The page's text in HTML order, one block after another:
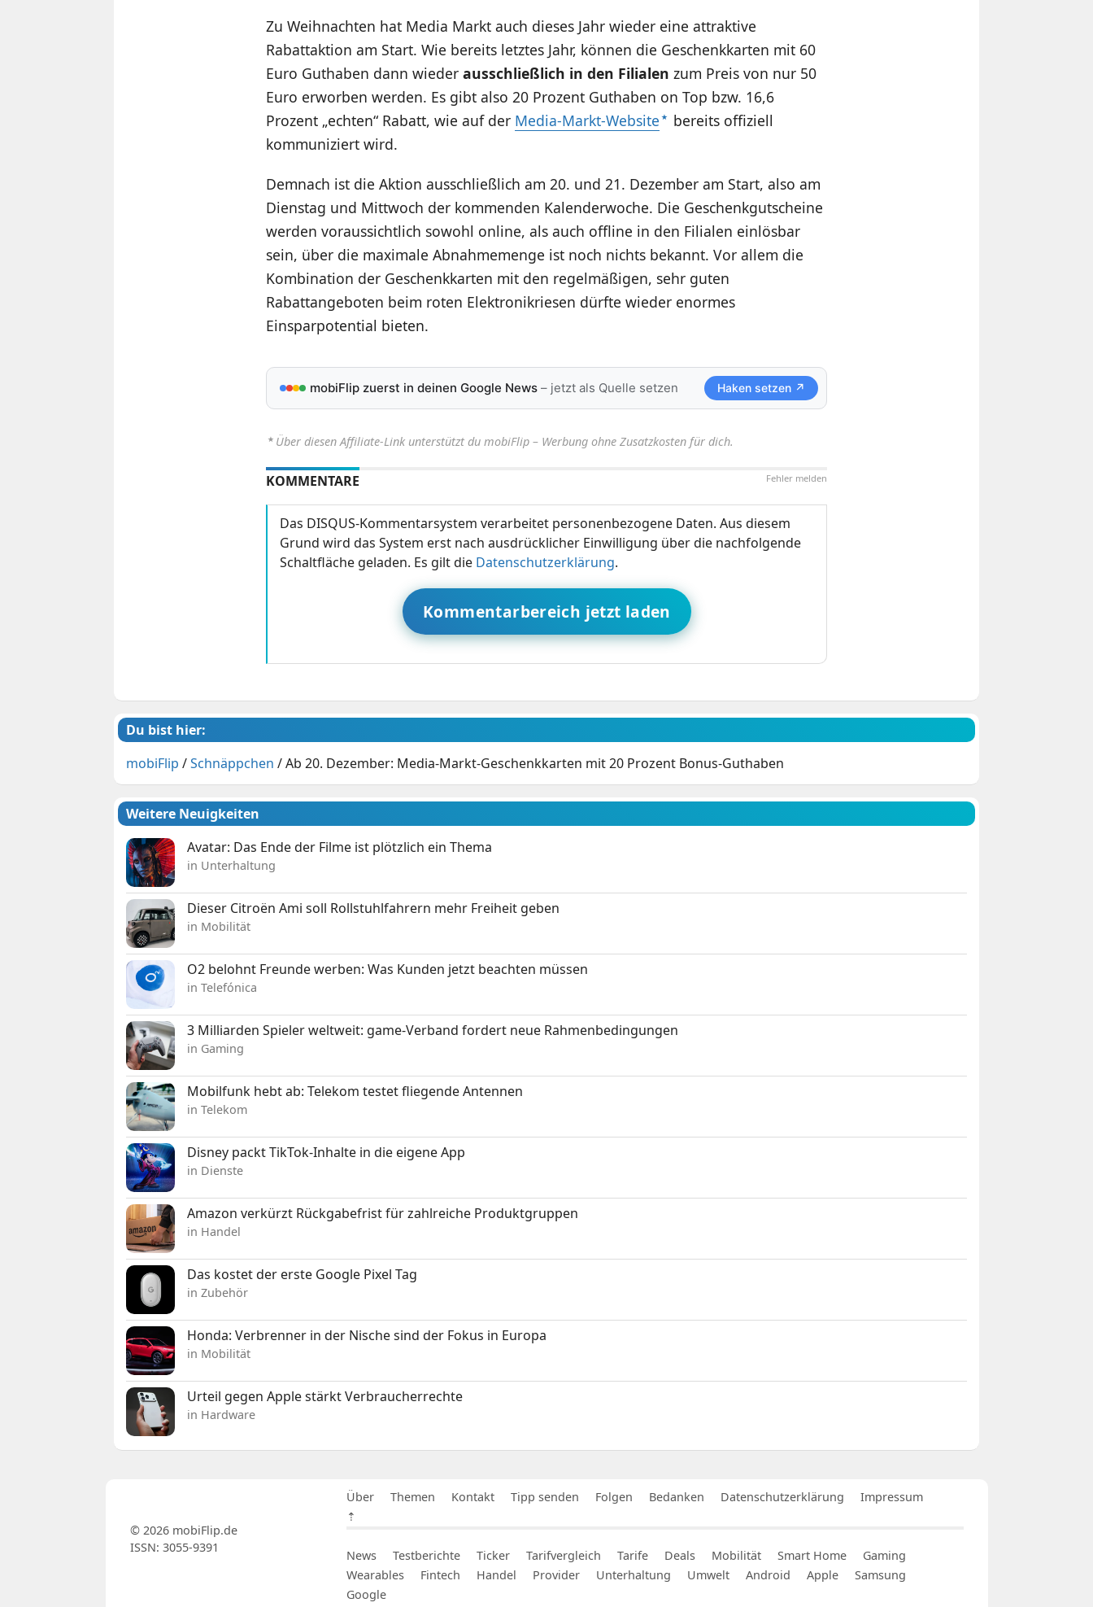
Zu Weihnachten hat Media Markt auch dieses Jahr wieder eine attraktive
Rabattaktion am Start. Wie bereits letztes Jahr, können die Geschenkkarten mit 60
Euro Guthaben dann wieder ausschließlich in den Filialen zum Preis von nur 50
Euro erworben werden. Es gibt also 20 Prozent Guthaben on Top bzw. 16,6
Prozent „echten“ Rabatt, wie auf der Media-Markt-Website
bereits offiziell
kommuniziert wird.
Demnach ist die Aktion ausschließlich am 20. und 21. Dezember am Start, also am
Dienstag und Mittwoch der kommenden Kalenderwoche. Die Geschenkgutscheine
werden voraussichtlich sowohl online, als auch offline in den Filialen einlösbar
sein, über die maximale Abnahmemenge ist noch nichts bekannt. Vor allem die
Kombination der Geschenkkarten mit den regelmäßigen, sehr guten
Rabattangeboten beim roten Elektronikriesen dürfte wieder enormes
Einsparpotential bieten.
mobiFlip zuerst in deinen Google News– jetzt als Quelle setzen Haken setzen ↗
⋆ Über diesen Affiliate-Link unterstützt du mobiFlip – Werbung ohne Zusatzkosten für dich.
Fehler melden
KOMMENTARE
Das DISQUS-Kommentarsystem verarbeitet personenbezogene Daten. Aus diesem
Grund wird das System erst nach ausdrücklicher Einwilligung über die nachfolgende
Schaltfläche geladen. Es gilt die Datenschutzerklärung.
Kommentarbereich jetzt laden
Du bist hier:
mobiFlip /Schnäppchen /Ab 20. Dezember: Media-Markt-Geschenkkarten mit 20 Prozent Bonus-Guthaben
Weitere Neuigkeiten
Avatar: Das Ende der Filme ist plötzlich ein Thema
in Unterhaltung
Dieser Citroën Ami soll Rollstuhlfahrern mehr Freiheit geben
in Mobilität
O2 belohnt Freunde werben: Was Kunden jetzt beachten müssen
in Telefónica
3 Milliarden Spieler weltweit: game-Verband fordert neue Rahmenbedingungen
in Gaming
Mobilfunk hebt ab: Telekom testet fliegende Antennen
in Telekom
Disney packt TikTok-Inhalte in die eigene App
in Dienste
Amazon verkürzt Rückgabefrist für zahlreiche Produktgruppen
in Handel
Das kostet der erste Google Pixel Tag
in Zubehör
Honda: Verbrenner in der Nische sind der Fokus in Europa
in Mobilität
Urteil gegen Apple stärkt Verbraucherrechte
in Hardware
Über Themen Kontakt Tipp senden Folgen Bedanken Datenschutzerklärung
Impressum
⇡
News Testberichte Ticker Tarifvergleich Tarife Deals Mobilität Smart Home
Gaming
Wearables
Fintech Handel Provider Unterhaltung Umwelt Android Apple
Samsung
Google
© 2026 mobiFlip.de
ISSN: 3055-9391